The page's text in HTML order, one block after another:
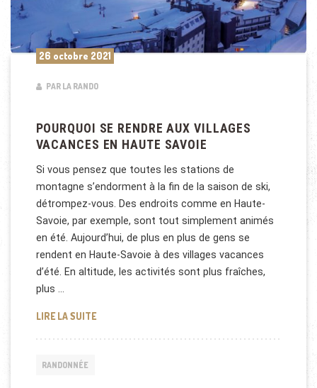
26 octobre 2021
PAR LA RANDO
POURQUOI SE RENDRE AUX VILLAGES
VACANCES EN HAUTE SAVOIE
Si vous pensez que toutes les stations de
montagne s’endorment à la fin de la saison de ski,
détrompez-vous. Des endroits comme en Haute-
Savoie, par exemple, sont tout simplement animés
en été. Aujourd’hui, de plus en plus de gens se
rendent en Haute-Savoie à des villages vacances
d’été. En altitude, les activités sont plus fraîches,
plus …
LIRE LA SUITEPOURQUOI SE RENDRE AUX VILLAGES VACANCES
RANDONNÉE